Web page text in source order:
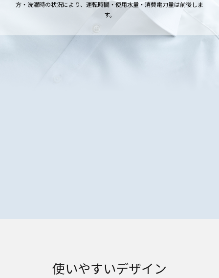
方・洗濯時の状況により、運転時間・使用水量・消費電力量は前後しま
す。
使いやすいデザイン